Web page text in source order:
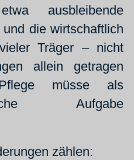
ausbleibende
die wirtschaftlich
Träger – nicht
allein getragen
müsse als
Aufgabe
zählen: